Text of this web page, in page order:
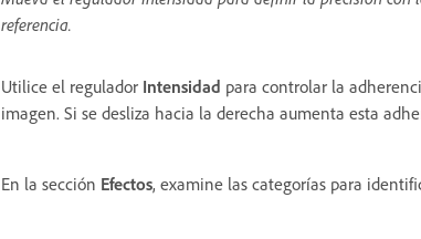
referencia.
Utilice el regulador Intensidad para controlar la
imagen. Si se desliza hacia la derecha aumenta esta
En la sección Efectos, examine las categorías para